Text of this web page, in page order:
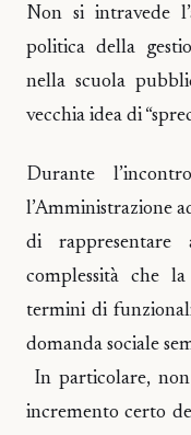
Non si intravede
politica della
nella scuola
vecchia idea di
Durante
l’Amministrazione
di rappresentare
complessità che
termini di
domanda sociale
In particolare,
incremento certo